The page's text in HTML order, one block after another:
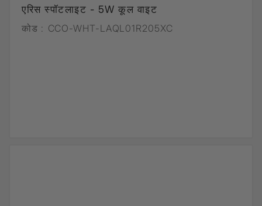
एरिस स्पॉटलाइट - 5W कूल वाइट
कोड : CCO-WHT-LAQL01R205XC